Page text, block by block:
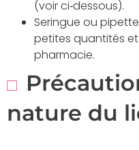
(voir ci‑dessous).
Seringue ou
petites quantités
pharmacie.
nature du